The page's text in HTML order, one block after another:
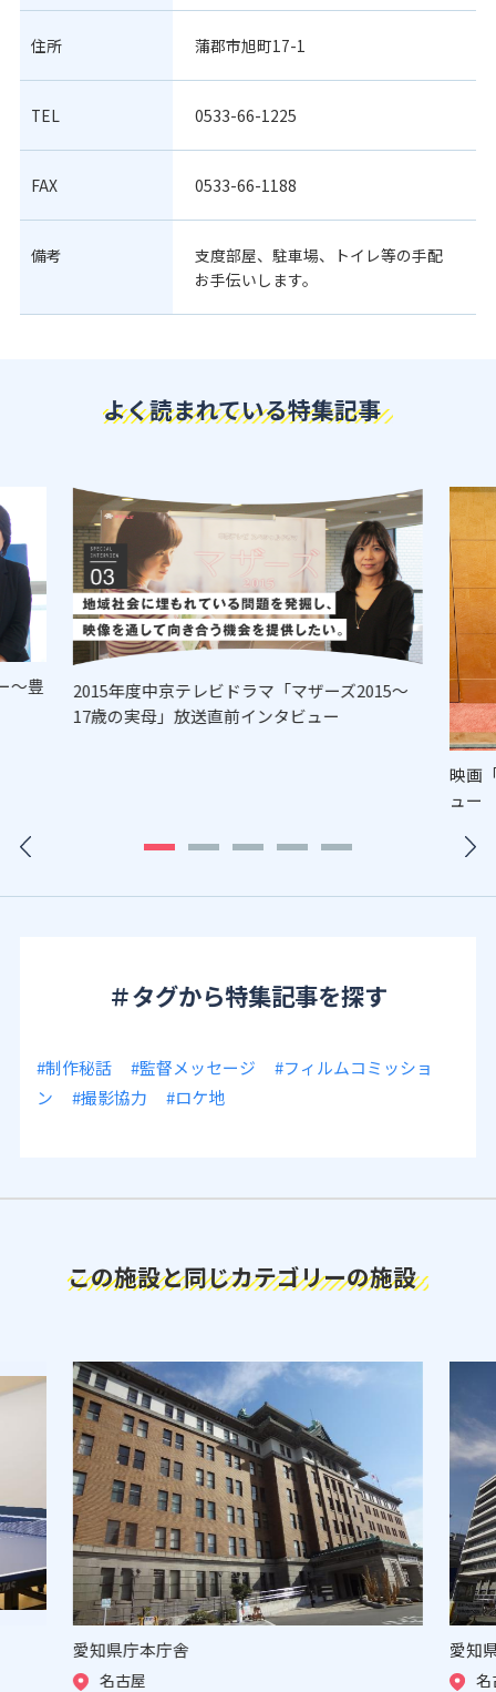
住所 蒲郡市旭町17-1
TEL 0533-66-1225
FAX 0533-66-1188
備考
支度部屋、駐車場、トイレ等の手配
お手伝いします。
よく読まれている特集記事
～豊
2015年度中京テレビドラマ「マザーズ2015～
17歳の実母」放送直前インタビュー
映画
ュー
＃タグから特集記事を探す
#制作秘話 #監督メッセージ
#フィルムコミッショ
ン
#撮影協力 #ロケ地
この施設と同じカテゴリーの施設
愛知県庁本庁舎
名古屋
愛知
名